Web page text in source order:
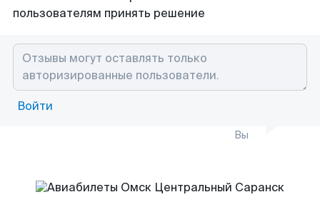
пользователям принять решение
Войти
Вы